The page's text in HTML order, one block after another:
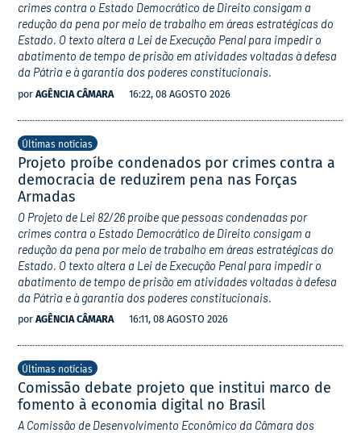
crimes contra o Estado Democrático de Direito consigam a
redução da pena por meio de trabalho em áreas estratégicas do
Estado. O texto altera a Lei de Execução Penal para impedir o
abatimento de tempo de prisão em atividades voltadas à defesa
da Pátria e à garantia dos poderes constitucionais.
por AGÊNCIA CÂMARA 16:22, 08 AGOSTO 2026
Últimas notícias
Projeto proíbe condenados por crimes contra a
democracia de reduzirem pena nas Forças
Armadas
O Projeto de Lei 82/26 proíbe que pessoas condenadas por
crimes contra o Estado Democrático de Direito consigam a
redução da pena por meio de trabalho em áreas estratégicas do
Estado. O texto altera a Lei de Execução Penal para impedir o
abatimento de tempo de prisão em atividades voltadas à defesa
da Pátria e à garantia dos poderes constitucionais.
por AGÊNCIA CÂMARA 16:11, 08 AGOSTO 2026
Últimas notícias
Comissão debate projeto que institui marco de
fomento à economia digital no Brasil
A Comissão de Desenvolvimento Econômico da Câmara dos